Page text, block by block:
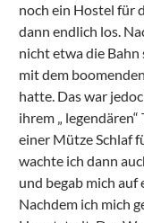
noch ein Hostel für
dann endlich los.
nicht etwa die
mit dem
hatte. Das war
ihrem „
einer Mütze Schlaf
wachte ich dann
und begab mich auf
Nachdem ich mich